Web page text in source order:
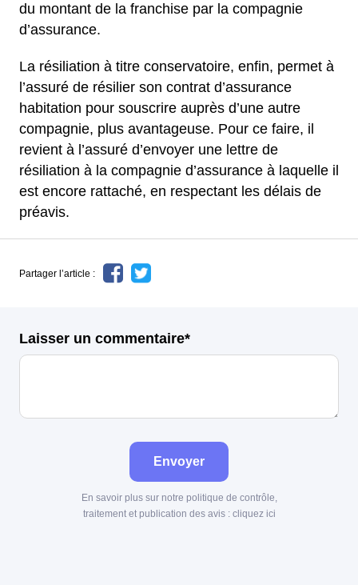
du montant de la franchise par la compagnie
d’assurance.
La résiliation à titre conservatoire, enfin, permet à
l’assuré de résilier son contrat d’assurance
habitation pour souscrire auprès d’une autre
compagnie, plus avantageuse. Pour ce faire, il
revient à l’assuré d’envoyer une lettre de
résiliation à la compagnie d’assurance à laquelle il
est encore rattaché, en respectant les délais de
préavis.
Partager l’article :
Laisser un commentaire*
Envoyer
En savoir plus sur notre politique de contrôle,
traitement et publication des avis : cliquez ici